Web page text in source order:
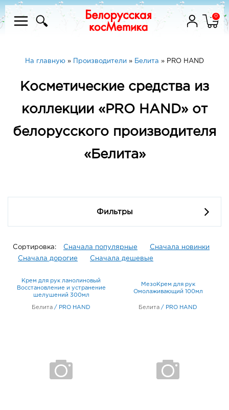
0
На главную » Производители » Белита » PRO HAND
Косметические средства из
коллекции «PRO HAND» от
белорусского производителя
«Белита»
Фильтры
Сортировка: Сначала популярные
Сначала новинки
Сначала дорогие
Сначала дешевые
Крем для рук ланолиновый
Восстановление и устранение
шелушений 300мл
Белита / PRO HAND
МезоКрем для рук
Омолаживающий 100мл
Белита / PRO HAND